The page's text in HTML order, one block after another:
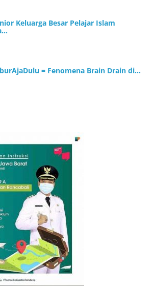
Keluarga Besar Pelajar Islam
= Fenomena Brain Drain di…